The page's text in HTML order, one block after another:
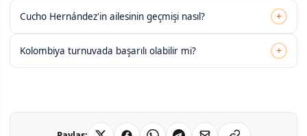
Cucho Hernández'in ailesinin geçmişi nasıl? +
Kolombiya turnuvada başarılı olabilir mi? +